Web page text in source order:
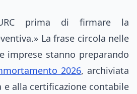
prima di firmare la
La frase circola nelle
imprese stanno preparando
2026, archiviata
e alla certificazione contabile